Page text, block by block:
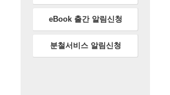
eBook 출간 알림신청
분철서비스 알림신청